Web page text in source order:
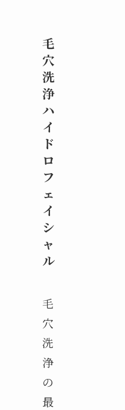
毛
穴
洗
浄
ハ
イ
ド
ロ
フ
ェ
イ
シ
ャ
ル
毛
穴
洗
浄
の
最